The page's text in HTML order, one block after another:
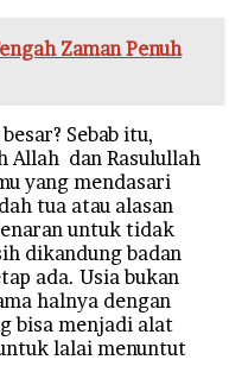
Zaman Penuh
Sebab itu,
Allah dan Rasulullah
yang mendasari
tua atau alasan
untuk tidak
dikandung badan
ada. Usia bukan
halnya dengan
bisa menjadi alat
lalai menuntut